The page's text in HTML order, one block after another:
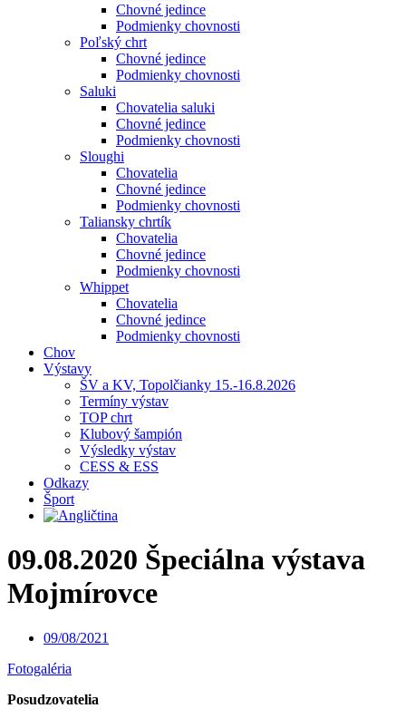
Chovné jedince
Podmienky chovnosti
Poľský chrt
Chovné jedince
Podmienky chovnosti
Saluki
Chovatelia saluki
Chovné jedince
Podmienky chovnosti
Sloughi
Chovatelia
Chovné jedince
Podmienky chovnosti
Taliansky chrtík
Chovatelia
Chovné jedince
Podmienky chovnosti
Whippet
Chovatelia
Chovné jedince
Podmienky chovnosti
Chov
Výstavy
ŠV a KV, Topolčianky 15.-16.8.2026
Termíny výstav
TOP chrt
Klubový šampión
Výsledky výstav
CESS & ESS
Odkazy
Šport
09.08.2020 Špeciálna výstava
Mojmírovce
09/08/2021
Fotogaléria
Posudzovatelia